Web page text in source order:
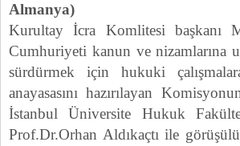
Almanya)
Kurultay İcra Komlitesi başkanı
Cumhuriyeti kanun ve nizamlarına
sürdürmek için hukuki
anayasasını hazırılayan
İstanbul Üniversite Hukuk
Prof.Dr.Orhan Aldıkaçtı ile